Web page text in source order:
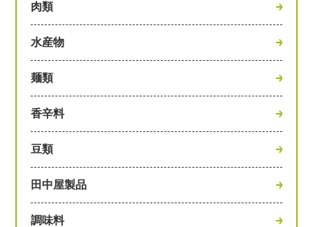
肉類
水産物
麺類
香辛料
豆類
田中屋製品
調味料